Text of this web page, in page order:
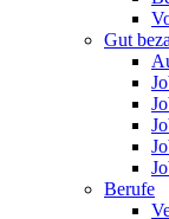
Gut
Berufe